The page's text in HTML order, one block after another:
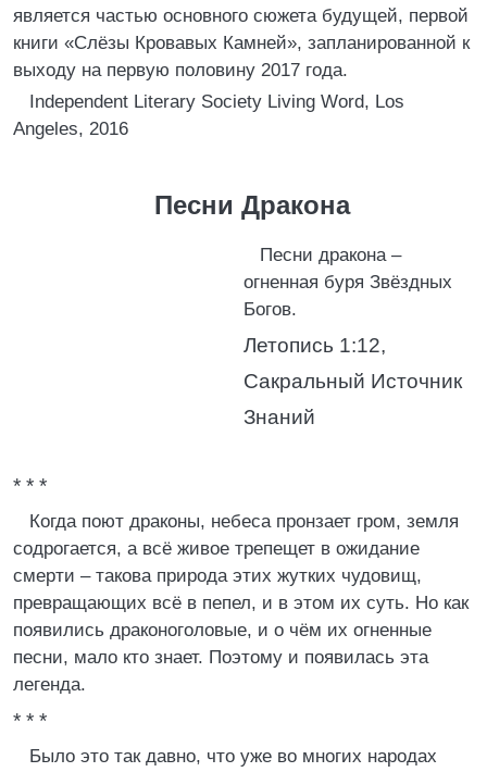
является частью основного сюжета будущей, первой
книги «Слёзы Кровавых Камней», запланированной к
выходу на первую половину 2017 года.
Independent Literary Society Living Word, Los
Angeles, 2016
Песни Дракона
Песни дракона –
огненная буря Звёздных
Богов.
Летопись 1:12,
Сакральный Источник
Знаний
* * *
Когда поют драконы, небеса пронзает гром, земля
содрогается, а всё живое трепещет в ожидание
смерти – такова природа этих жутких чудовищ,
превращающих всё в пепел, и в этом их суть. Но как
появились драконоголовые, и о чём их огненные
песни, мало кто знает. Поэтому и появилась эта
легенда.
* * *
Было это так давно, что уже во многих народах